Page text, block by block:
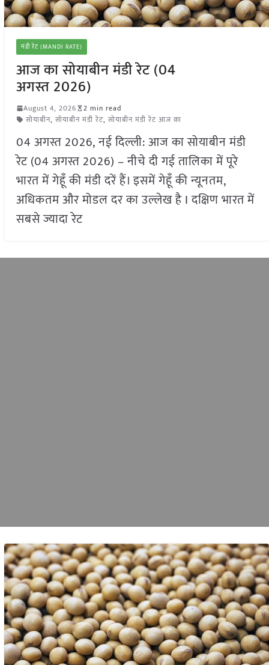
मंडी रेट (MANDI RATE)
आज का सोयाबीन मंडी रेट (04
अगस्त 2026)
August 4, 2026
2 min read
सोयाबीन, सोयाबीन मंडी रेट, सोयाबीन मंडी रेट आज का
04 अगस्त 2026, नई दिल्ली: आज का सोयाबीन मंडी
रेट (04 अगस्त 2026) – नीचे दी गई तालिका में पूरे
भारत में गेहूँ की मंडी दरें हैं। इसमें गेहूँ की न्यूनतम,
अधिकतम और मोडल दर का उल्लेख है I दक्षिण भारत में
सबसे ज्यादा रेट